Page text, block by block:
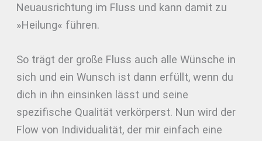
Neuausrichtung im Fluss und kann damit zu
»Heilung« führen.
So trägt der große Fluss auch alle Wünsche in
sich und ein Wunsch ist dann erfüllt, wenn du
dich in ihn einsinken lässt und seine
spezifische Qualität verkörperst. Nun wird der
Flow von Individualität, der mir einfach eine